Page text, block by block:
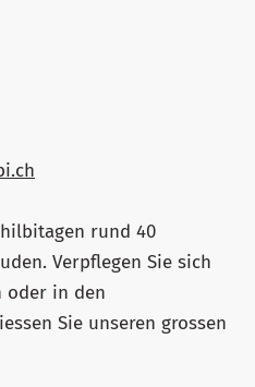
rund 40
Verpflegen Sie sich
oder in den
Sie unseren grossen